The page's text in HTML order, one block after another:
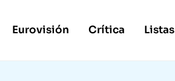
Eurovisión Crítica Listas